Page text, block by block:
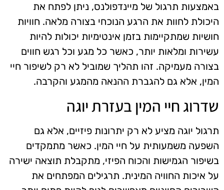
באמצעות תרגול של מיינדפולנס, ניתן לפתח את
היכולת לחוות את הרגע הנוכחי בצורה מלאה. חוויות
חושיות שמתקיימות בזמן אינטימיות יכולות להיות
עשירות ומלאות יותר, כאשר כל מגע וכל רגש חווים
בצורה מעמיקה. זהו תהליך שמוביל לא רק לשיפור חיי
המין, אלא גם להגברת ההנאה מהמגע והקרבה.
שדרוג חיי המין בעזרת יוגה
תרגול יוגה מציע לא רק יתרונות פיזיים, אלא גם
השפעה משמעותית על חיי המין. כאשר מתמקדים
בשיפור הגמישות והכוח הפיזי, מתקבלת תוצאה ישירה
על איכות החוויה המינית. תרגילים המפתחים את